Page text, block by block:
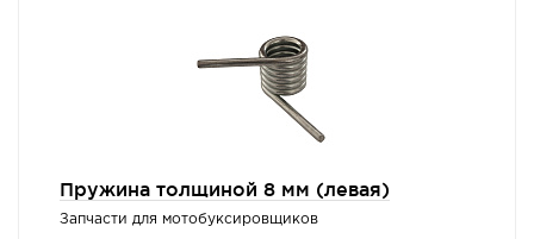
Пружина толщиной 8 мм (левая)
Запчасти для мотобуксировщиков